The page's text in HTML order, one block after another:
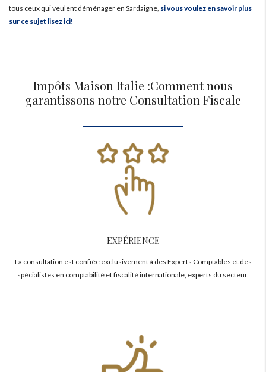
tous ceux qui veulent déménager en Sardaigne, si vous voulez en savoir plus
sur ce sujet lisez ici!
Impôts Maison Italie :Comment nous
garantissons notre Consultation Fiscale
EXPÉRIENCE
La consultation est confiée exclusivement à des Experts Comptables et des
spécialistes en comptabilité et fiscalité internationale, experts du secteur.